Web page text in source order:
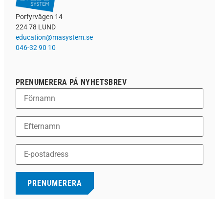
Porfyrvägen 14
224 78 LUND
education@masystem.se
046-32 90 10
PRENUMERERA PÅ NYHETSBREV